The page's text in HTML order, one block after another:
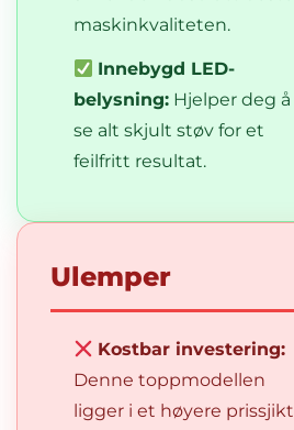
maskinkvaliteten.
Innebygd LED-
belysning:Hjelper deg å
se alt skjult støv for et
feilfritt resultat.
Ulemper
Kostbar investering:
Denne toppmodellen
ligger i et høyere prissjikt